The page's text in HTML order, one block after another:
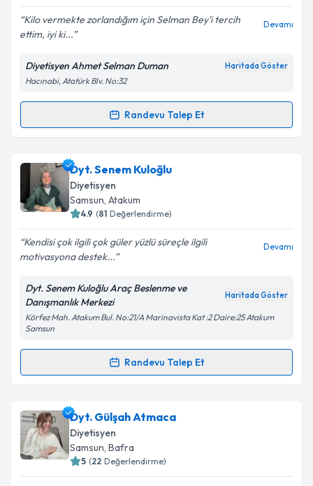
Kilo vermekte zorlandığım için Selman Bey'i tercih
ettim, iyi ki...
Devamı
Diyetisyen Ahmet Selman Duman Haritada Göster
Hacınabi, Atatürk Blv. No:32
Randevu Talep Et
Randevu Takvimi Talebi
Dyt. Ahmet Selman Duman
talebi oluşturun. Size bu uzmandan randevu almanız
için bir takvim hazırlandığında e-posta ile
bilgilendireceğiz.
E-posta Adresiniz
Kişisel verilerimin işlenmesine ilişkin
Metni'ni okudum ve kişisel verilerimin belirtilen
Takvim Talebini Gönder
Dyt. Senem Kuloğlu
Diyetisyen
Samsun, Atakum
4.9 (81 Değerlendirme)
Kendisi çok ilgili çok güler yüzlü süreçle ilgili
motivasyona destek...
Devamı
Dyt. Senem Kuloğlu Araç Beslenme ve
Danışmanlık Merkezi
Haritada Göster
Körfez Mah. Atakum Bul. No:21/A Marinavista Kat :2 Daire:25 Atakum
Samsun
Randevu Talep Et
Randevu Takvimi Talebi
Dyt. Senem Kuloğluiçin randevu takvimi talebi
oluşturun. Size bu uzmandan randevu almanız için bir
takvim hazırlandığında e-posta ile bilgilendireceğiz.
Dyt. Gülşah Atmaca
Diyetisyen
Samsun, Bafra
5 (22 Değerlendirme)